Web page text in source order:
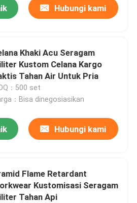
Hubungi kami
Khaki Acu Seragam
Kustom Celana Kargo
Tahan Air Untuk Pria
：500 set
：Bisa dinegosiasikan
Hubungi kami
Flame Retardant
Kustomisasi Seragam
Tahan Api